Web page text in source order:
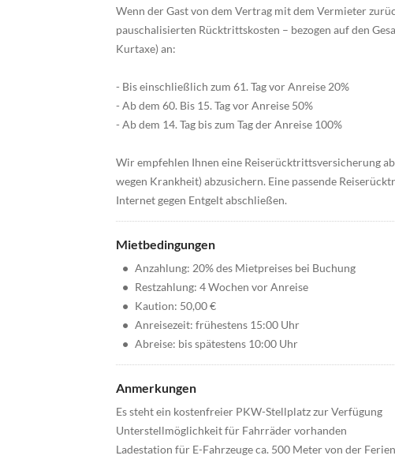
Wenn der Gast von dem Vertrag mit dem Vermieter
pauschalisierten Rücktrittskosten – bezogen auf den
Kurtaxe) an:
- Bis einschließlich zum 61. Tag vor Anreise 20%
- Ab dem 60. Bis 15. Tag vor Anreise 50%
- Ab dem 14. Tag bis zum Tag der Anreise 100%
Wir empfehlen Ihnen eine Reiserücktrittsversicherung
wegen Krankheit) abzusichern. Eine passende
Internet gegen Entgelt abschließen.
Mietbedingungen
• Anzahlung: 20% des Mietpreises bei Buchung
• Restzahlung: 4 Wochen vor Anreise
• Kaution: 50,00 €
• Anreisezeit: frühestens 15:00 Uhr
• Abreise: bis spätestens 10:00 Uhr
Anmerkungen
Es steht ein kostenfreier PKW-Stellplatz zur Verfügung
Unterstellmöglichkeit für Fahrräder vorhanden
Ladestation für E-Fahrzeuge ca. 500 Meter von der